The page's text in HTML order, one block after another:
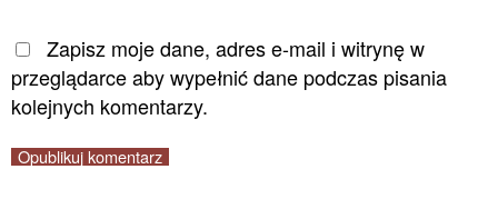
Zapisz moje dane, adres e-mail i witrynę w
przeglądarce aby wypełnić dane podczas pisania
kolejnych komentarzy.